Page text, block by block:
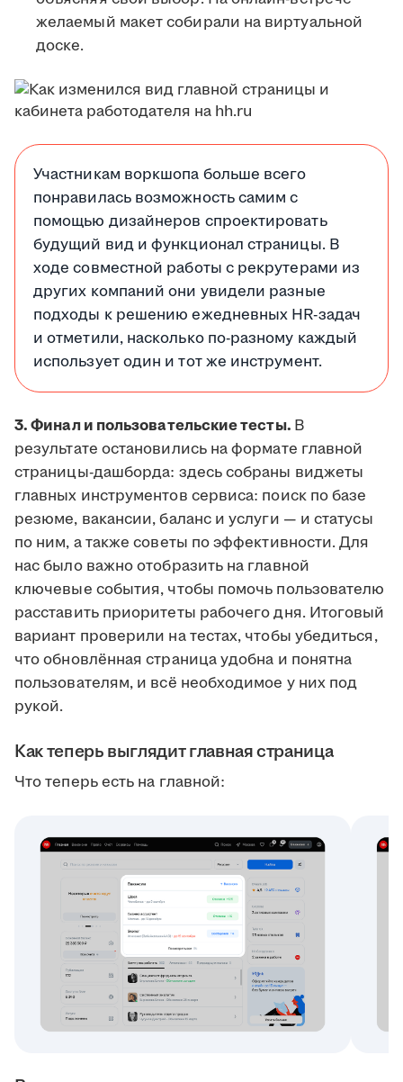
желаемый макет собирали на виртуальной
доске.
Участникам воркшопа больше всего
понравилась возможность самим с
помощью дизайнеров спроектировать
будущий вид и функционал страницы. В
ходе совместной работы с рекрутерами из
других компаний они увидели разные
подходы к решению ежедневных HR-задач
и отметили, насколько по-разному каждый
использует один и тот же инструмент.
3. Финал и пользовательские тесты. В
результате остановились на формате главной
страницы-дашборда: здесь собраны виджеты
главных инструментов сервиса: поиск по базе
резюме, вакансии, баланс и услуги — и статусы
по ним, а также советы по эффективности. Для
нас было важно отобразить на главной
ключевые события, чтобы помочь пользователю
расставить приоритеты рабочего дня. Итоговый
вариант проверили на тестах, чтобы убедиться,
что обновлённая страница удобна и понятна
пользователям, и всё необходимое у них под
рукой.
Как теперь выглядит главная страница
Что теперь есть на главной: